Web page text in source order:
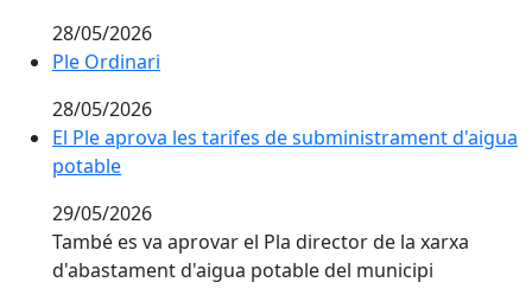
28/05/2026
Ple Ordinari
28/05/2026
El Ple aprova les tarifes de subministrament d'aigua
potable
El Ple aprova les tarifes de subministrament d'aigua
potable
29/05/2026
També es va aprovar el Pla director de la xarxa
d'abastament d'aigua potable del municipi